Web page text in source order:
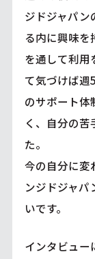
ジドジャパン
る内に興味を
を通して利用
て気づけば週
のサポート体
く、自分の
た。
今の自分に変
ンジドジャパ
いです。
インタビュー